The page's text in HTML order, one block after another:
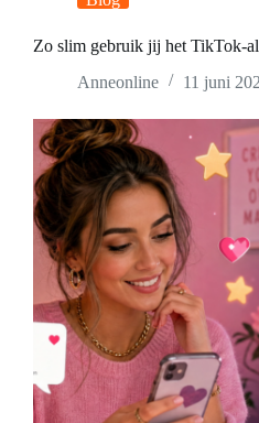
Zo slim gebruik jij het TikTok-
Anneonline
11 juni